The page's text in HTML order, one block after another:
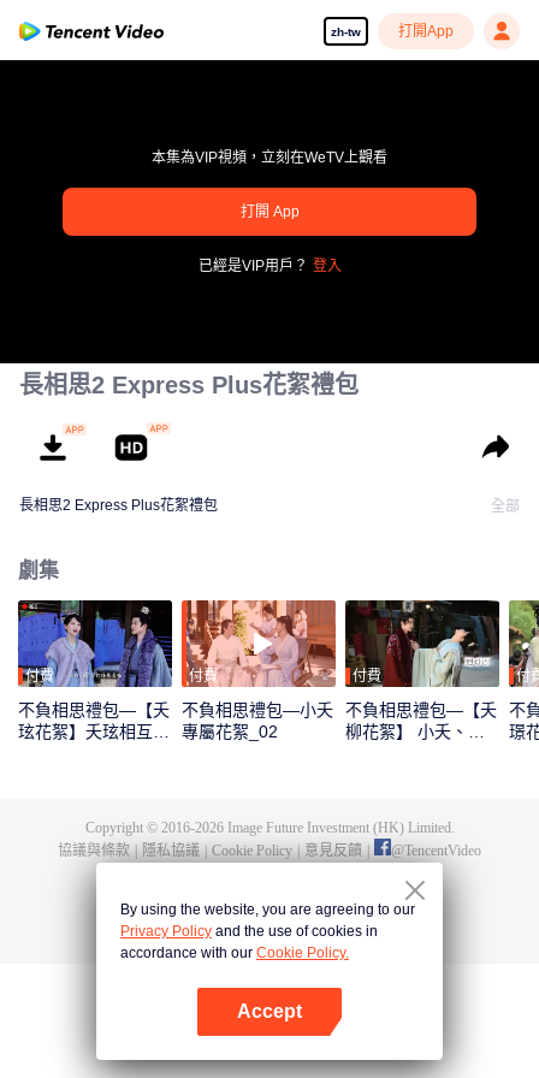
zh-tw 打開App
pay limit
本集為VIP視頻，立刻在WeTV上觀看
打開 App
已經是VIP用戶？ 登入
長相思2 Express Plus花絮禮包
長相思2 Express Plus花絮禮包 全部
劇集
付費
不負相思禮包—【夭
玹花絮】夭玹相互扶
付費
不負相思禮包—小夭
專屬花絮_02
付費
不負相思禮包—【夭
柳花絮】 小夭、防
付
不
璟
Copyright © 2016-2026Image Future Investment (HK) Limited.
協議與條款
隱私協議 Cookie Policy 意見反饋 @TencentVideo
By using the website, you are agreeing to our
Privacy Policy and the use of cookies in
accordance with our Cookie Policy.
Accept